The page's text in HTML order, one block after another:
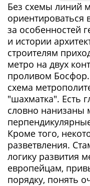
Без схемы линий
ориентироваться
за особенностей
и истории
строителям
метро на двух
проливом
схема
"шахматка". Есть
словно нанизаны
Кроме того,
разветвления.
логику развития
европейцам,
порядку, понять